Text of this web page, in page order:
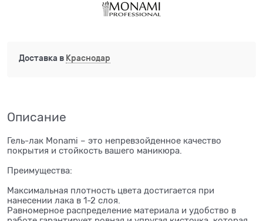
Доставка в Краснодар
Описание
Гель-лак Monami – это непревзойденное качество
покрытия и стойкость вашего маникюра.
Преимущества:
Максимальная плотность цвета достигается при
нанесении лака в 1-2 слоя.
Равномерное распределение материала и удобство в